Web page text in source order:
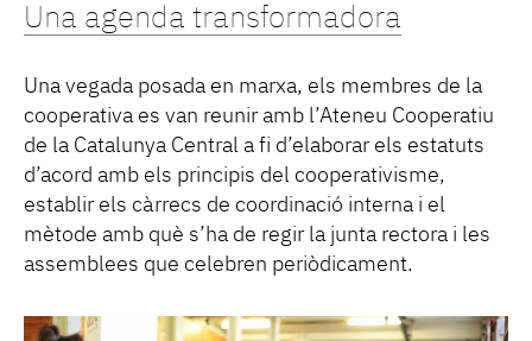
Una agenda transformadora
Una vegada posada en marxa, els membres de la
cooperativa es van reunir amb l’Ateneu Cooperatiu
de la Catalunya Central a fi d’elaborar els estatuts
d’acord amb els principis del cooperativisme,
establir els càrrecs de coordinació interna i el
mètode amb què s’ha de regir la junta rectora i les
assemblees que celebren periòdicament.